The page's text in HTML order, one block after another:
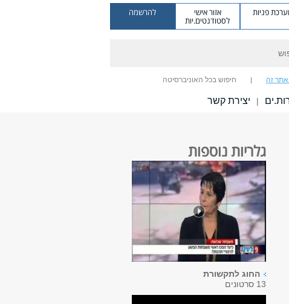
פניות אזור אישי
לסטודנטים.יות
להרשמה
זה חיפוש בכל האוניברסיטה
| יצירת קשר
גלריות נוספות
החוג לתקשורת
13 סרטונים